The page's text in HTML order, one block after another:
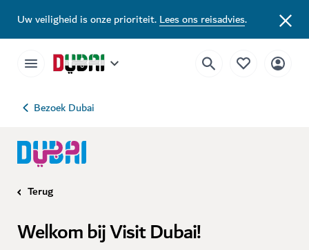
Uw veiligheid is onze prioriteit.Lees ons reisadvies.
Bezoek Dubai
Terug
Welkom bij Visit Dubai!